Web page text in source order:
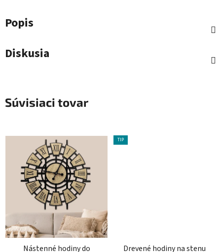
Popis
Diskusia
Súvisiaci tovar
Nástenné hodiny do
TIP
Drevené hodiny na stenu